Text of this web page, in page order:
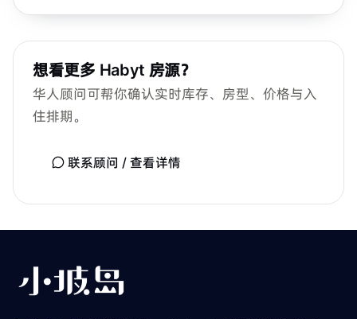
想看更多 Habyt 房源？
华人顾问可帮你确认实时库存、房型、价格与入
住排期。
联系顾问 / 查看详情